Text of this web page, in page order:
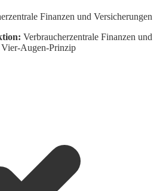
Finanzen und Versicherungen
Verbraucherzentrale Finanzen und
Vier-Augen-Prinzip